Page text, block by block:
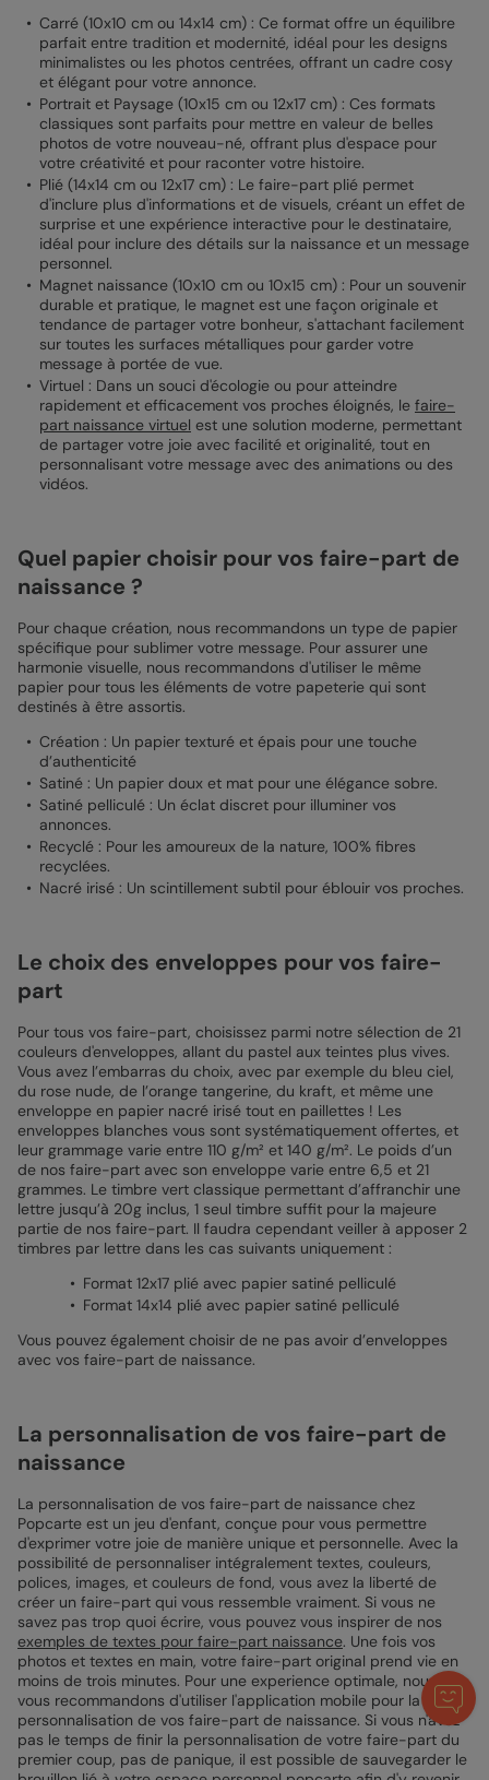
Carré (10x10 cm ou 14x14 cm) : Ce format offre un équilibre
parfait entre tradition et modernité, idéal pour les designs
minimalistes ou les photos centrées, offrant un cadre cosy
et élégant pour votre annonce.
Portrait et Paysage (10x15 cm ou 12x17 cm) : Ces formats
classiques sont parfaits pour mettre en valeur de belles
photos de votre nouveau-né, offrant plus d'espace pour
votre créativité et pour raconter votre histoire.
Plié (14x14 cm ou 12x17 cm) : Le faire-part plié permet
d'inclure plus d'informations et de visuels, créant un effet de
surprise et une expérience interactive pour le destinataire,
idéal pour inclure des détails sur la naissance et un message
personnel.
Magnet naissance (10x10 cm ou 10x15 cm) : Pour un souvenir
durable et pratique, le magnet est une façon originale et
tendance de partager votre bonheur, s'attachant facilement
sur toutes les surfaces métalliques pour garder votre
message à portée de vue.
Virtuel : Dans un souci d'écologie ou pour atteindre
rapidement et efficacement vos proches éloignés, le faire-
part naissance virtuel est une solution moderne, permettant
de partager votre joie avec facilité et originalité, tout en
personnalisant votre message avec des animations ou des
vidéos.
Quel papier choisir pour vos faire-part de
naissance ?
Pour chaque création, nous recommandons un type de papier
spécifique pour sublimer votre message. Pour assurer une
harmonie visuelle, nous recommandons d'utiliser le même
papier pour tous les éléments de votre papeterie qui sont
destinés à être assortis.
Création : Un papier texturé et épais pour une touche
d’authenticité
Satiné : Un papier doux et mat pour une élégance sobre.
Satiné pelliculé : Un éclat discret pour illuminer vos
annonces.
Recyclé : Pour les amoureux de la nature, 100% fibres
recyclées.
Nacré irisé : Un scintillement subtil pour éblouir vos proches.
Le choix des enveloppes pour vos faire-
part
Pour tous vos faire-part, choisissez parmi notre sélection de 21
couleurs d'enveloppes, allant du pastel aux teintes plus vives.
Vous avez l’embarras du choix, avec par exemple du bleu ciel,
du rose nude, de l’orange tangerine, du kraft, et même une
enveloppe en papier nacré irisé tout en paillettes ! Les
enveloppes blanches vous sont systématiquement offertes, et
leur grammage varie entre 110 g/m² et 140 g/m². Le poids d’un
de nos faire-part avec son enveloppe varie entre 6,5 et 21
grammes. Le timbre vert classique permettant d’affranchir une
lettre jusqu’à 20g inclus, 1 seul timbre suffit pour la majeure
partie de nos faire-part. Il faudra cependant veiller à apposer 2
timbres par lettre dans les cas suivants uniquement :
Format 12x17 plié avec papier satiné pelliculé
Format 14x14 plié avec papier satiné pelliculé
Vous pouvez également choisir de ne pas avoir d’enveloppes
avec vos faire-part de naissance.
La personnalisation de vos faire-part de
naissance
La personnalisation de vos faire-part de naissance chez
Popcarte est un jeu d'enfant, conçue pour vous permettre
d'exprimer votre joie de manière unique et personnelle. Avec la
possibilité de personnaliser intégralement textes, couleurs,
polices, images, et couleurs de fond, vous avez la liberté de
créer un faire-part qui vous ressemble vraiment. Si vous ne
savez pas trop quoi écrire, vous pouvez vous inspirer de nos
exemples de textes pour faire-part naissance. Une fois vos
photos et textes en main, votre faire-part original prend vie en
moins de trois minutes. Pour une experience optimale, nous
vous recommandons d'utiliser l'application mobile pour la
personnalisation de vos faire-part de naissance. Si vous n'avez
pas le temps de finir la personnalisation de votre faire-part du
premier coup, pas de panique, il est possible de sauvegarder le